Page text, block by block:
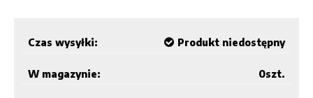
Czas wysyłki: Produkt niedostępny
W magazynie: szt.
0